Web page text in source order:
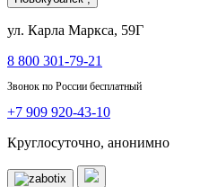
ул. Карла Маркса, 59Г
8 800 301-79-21
Звонок по России бесплатный
+7 909 920-43-10
Круглосуточно, анонимно